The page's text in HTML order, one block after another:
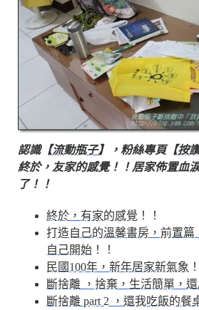
認識【流動瓶子】，粉絲專頁【按
終於，友家的感覺！！居家佈置血
了！！
終於，有家的感覺 ！！
打造自己的溫馨書房，前置篇
自己開始 ！！
民國100年，新年居家新氣象
斷捨離 ，捨棄，生活簡單，
斷捨離 part 2 ，還我吃飯的餐